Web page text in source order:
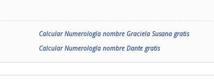
Calcular Numerología nombre Graciela Susana gratis
Calcular Numerología nombre Dante gratis